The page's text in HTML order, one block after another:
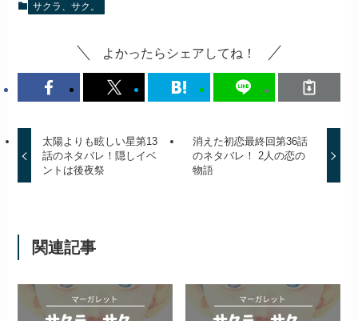
サクラ、サク。
よかったらシェアしてね！
太陽よりも眩しい星第13
話のネタバレ！隠しイベ
ントは後夜祭
消えた初恋最終回第36話
のネタバレ！ 2人の恋の
物語
関連記事